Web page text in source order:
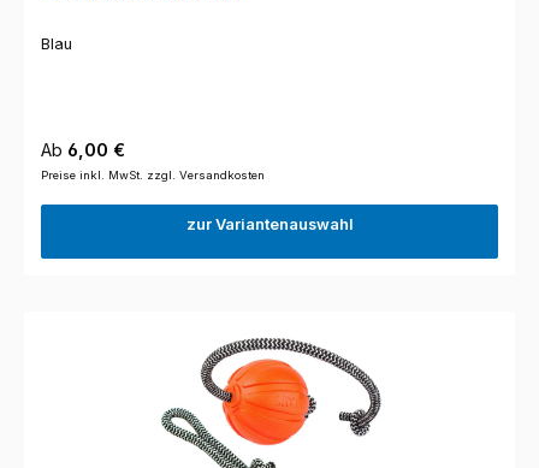
Blau
Regulärer Preis:
Ab 6,00 €
Preise inkl. MwSt. zzgl. Versandkosten
zur Variantenauswahl